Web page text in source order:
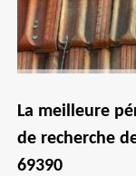
La meilleure
de recherche
69390